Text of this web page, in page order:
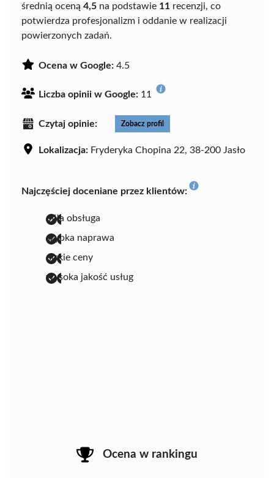
średnią oceną 4,5 na podstawie 11 recenzji, co
potwierdza profesjonalizm i oddanie w realizacji
powierzonych zadań.
Ocena w Google: 4.5
Liczba opinii w Google: 11
Czytaj opinie: Zobacz profil
Lokalizacja: Fryderyka Chopina 22, 38-200 Jasło
Najczęściej doceniane przez klientów:
miła obsługa
szybka naprawa
niskie ceny
wysoka jakość usług
Ocena w rankingu